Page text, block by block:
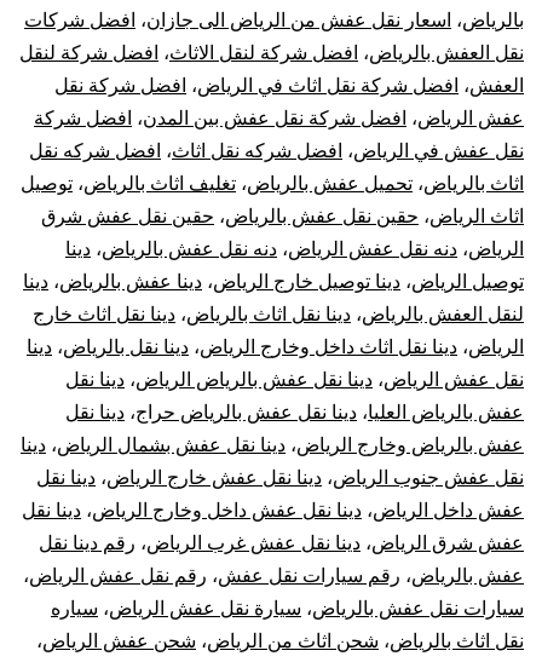
بالرياض، اسعار نقل عفش من الرياض الى جازان، افضل شركات
نقل العفش بالرياض، افضل شركة لنقل الاثاث، افضل شركة لنقل
العفش، افضل شركة نقل اثاث في الرياض، افضل شركة نقل
عفش الرياض، افضل شركة نقل عفش بين المدن، افضل شركة
نقل عفش في الرياض، افضل شركه نقل اثاث، افضل شركه نقل
اثاث بالرياض، تحميل عفش بالرياض، تغليف اثاث بالرياض، توصيل
اثاث الرياض، حقين نقل عفش بالرياض، حقين نقل عفش شرق
الرياض، دنه نقل عفش الرياض، دنه نقل عفش بالرياض، دينا
توصيل الرياض، دينا توصيل خارج الرياض، دينا عفش بالرياض، دينا
لنقل العفش بالرياض، دينا نقل اثاث بالرياض، دينا نقل اثاث خارج
الرياض، دينا نقل اثاث داخل وخارج الرياض، دينا نقل بالرياض، دينا
نقل عفش الرياض، دينا نقل عفش بالرياض الرياض، دينا نقل
عفش بالرياض العليا، دينا نقل عفش بالرياض حراج، دينا نقل
عفش بالرياض وخارج الرياض، دينا نقل عفش بشمال الرياض، دينا
نقل عفش جنوب الرياض، دينا نقل عفش خارج الرياض، دينا نقل
عفش داخل الرياض، دينا نقل عفش داخل وخارج الرياض، دينا نقل
عفش شرق الرياض، دينا نقل عفش غرب الرياض، رقم دينا نقل
عفش بالرياض، رقم سيارات نقل عفش، رقم نقل عفش الرياض،
سيارات نقل عفش بالرياض، سيارة نقل عفش الرياض، سياره
نقل اثاث بالرياض، شحن اثاث من الرياض، شحن عفش الرياض،